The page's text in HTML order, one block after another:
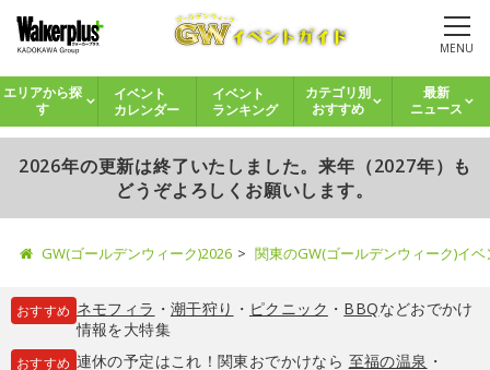
MENU
エリアから探
す
イベント
カレンダー
イベント
ランキング
カテゴリ別
おすすめ
最新
ニュース
2026年の更新は終了いたしました。来年（2027年）も
どうぞよろしくお願いします。
GW(ゴールデンウィーク)2026 関東のGW(ゴールデンウィーク)イ
おすすめ ネモフィラ ・ 潮干狩り ・ ピクニック ・ BBQなどおでかけ
情報を大特集
おすすめ 連休の予定はこれ！関東おでかけなら 至福の温泉 ・